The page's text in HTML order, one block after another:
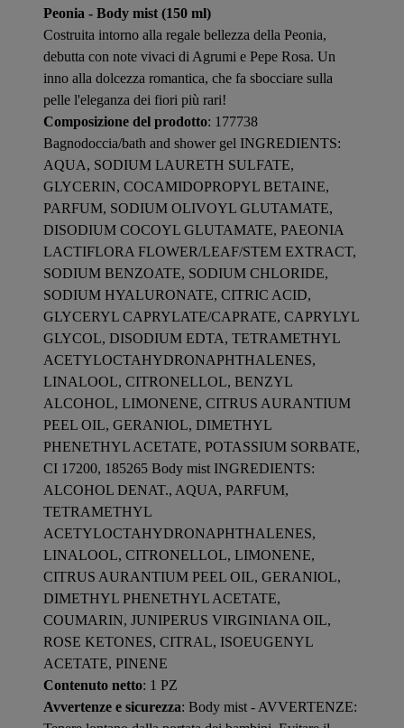
Peonia - Body mist (150 ml)
Costruita intorno alla regale bellezza della Peonia,
debutta con note vivaci di Agrumi e Pepe Rosa. Un
inno alla dolcezza romantica, che fa sbocciare sulla
pelle l'eleganza dei fiori più rari!
Composizione del prodotto: 177738
Bagnodoccia/bath and shower gel INGREDIENTS:
AQUA, SODIUM LAURETH SULFATE,
GLYCERIN, COCAMIDOPROPYL BETAINE,
PARFUM, SODIUM OLIVOYL GLUTAMATE,
DISODIUM COCOYL GLUTAMATE, PAEONIA
LACTIFLORA FLOWER/LEAF/STEM EXTRACT,
SODIUM BENZOATE, SODIUM CHLORIDE,
SODIUM HYALURONATE, CITRIC ACID,
GLYCERYL CAPRYLATE/CAPRATE, CAPRYLYL
GLYCOL, DISODIUM EDTA, TETRAMETHYL
ACETYLOCTAHYDRONAPHTHALENES,
LINALOOL, CITRONELLOL, BENZYL
ALCOHOL, LIMONENE, CITRUS AURANTIUM
PEEL OIL, GERANIOL, DIMETHYL
PHENETHYL ACETATE, POTASSIUM SORBATE,
CI 17200, 185265 Body mist INGREDIENTS:
ALCOHOL DENAT., AQUA, PARFUM,
TETRAMETHYL
ACETYLOCTAHYDRONAPHTHALENES,
LINALOOL, CITRONELLOL, LIMONENE,
CITRUS AURANTIUM PEEL OIL, GERANIOL,
DIMETHYL PHENETHYL ACETATE,
COUMARIN, JUNIPERUS VIRGINIANA OIL,
ROSE KETONES, CITRAL, ISOEUGENYL
ACETATE, PINENE
Contenuto netto: 1 PZ
Avvertenze e sicurezza: Body mist - AVVERTENZE: